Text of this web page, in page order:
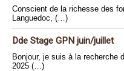
Conscient de la richesse des
Languedoc, (…)
Dde Stage GPN juin/juillet
Bonjour, je suis à la recherche
2025 (…)